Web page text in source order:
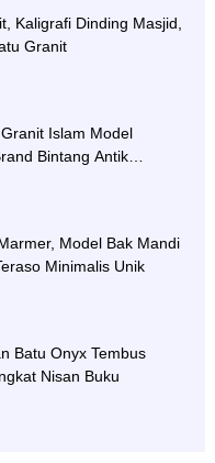
Kaligrafi Dinding Masjid,
Granit
Islam Model
Bintang Antik
Model Bak Mandi
Minimalis Unik
Batu Onyx Tembus
Nisan Buku